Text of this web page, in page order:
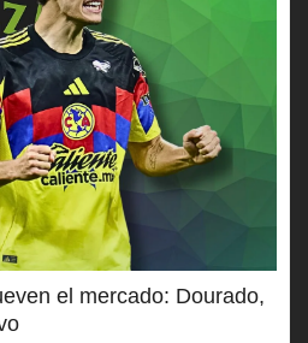
el mercado: Dourado,